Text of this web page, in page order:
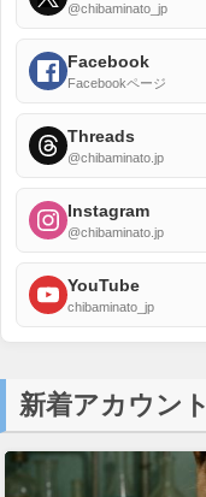
@chibaminato_jp
Facebook
Facebookページ
Threads
@chibaminato.jp
Instagram
@chibaminato.jp
YouTube
chibaminato_jp
新着アカウント